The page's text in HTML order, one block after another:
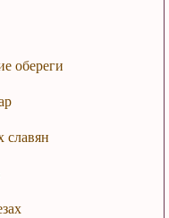
обереги
славян